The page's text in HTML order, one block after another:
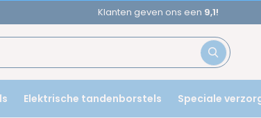
Voor17ubesteld,morgenin huis!
Elektrische tandenborstels Speciale